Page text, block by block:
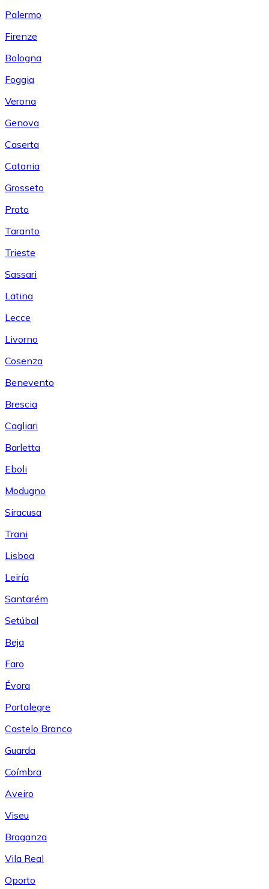
Palermo
Firenze
Bologna
Foggia
Verona
Genova
Caserta
Catania
Grosseto
Prato
Taranto
Trieste
Sassari
Latina
Lecce
Livorno
Cosenza
Benevento
Brescia
Cagliari
Barletta
Eboli
Modugno
Siracusa
Trani
Lisboa
Leiría
Santarém
Setúbal
Beja
Faro
Évora
Portalegre
Castelo Branco
Guarda
Coímbra
Aveiro
Viseu
Braganza
Vila Real
Oporto